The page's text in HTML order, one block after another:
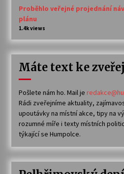
Proběhlo veřejné projednání
plánu
1.4k views
Máte text ke
Pošlete nám ho. Mail je
Rádi zveřejníme aktuality,
upoutávky na místní akce, tipy na
rozumné míře i texty místních
týkající se Humpolce.